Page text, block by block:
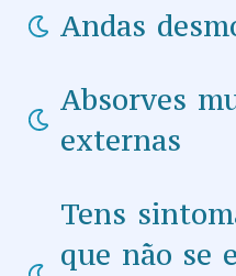
Andas
Absorves
externas
Tens
que não se